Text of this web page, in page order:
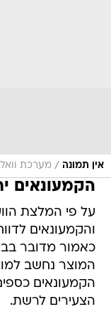
אין תמונה / מערכת
הקמעונאים
על פי המלצת
והקמעונאים
כאמור מדובר
המוצר נחשב
הקמעונאים
הצעירים לרשת.